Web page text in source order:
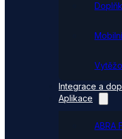
Integrace a
Aplikace
ABRA